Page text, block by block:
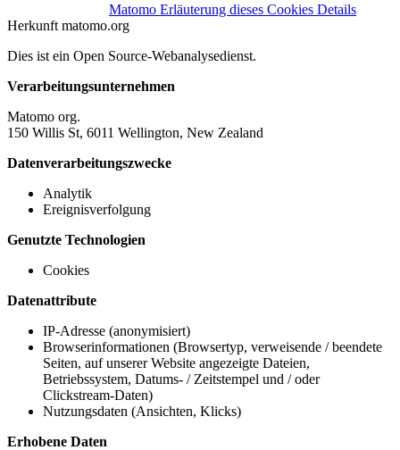
Matomo Erläuterung dieses Cookies Details
Herkunft matomo.org
Dies ist ein Open Source-Webanalysedienst.
Verarbeitungsunternehmen
Matomo org.
150 Willis St, 6011 Wellington, New Zealand
Datenverarbeitungszwecke
Analytik
Ereignisverfolgung
Genutzte Technologien
Cookies
Datenattribute
IP-Adresse (anonymisiert)
Browserinformationen (Browsertyp, verweisende / beendete
Seiten, auf unserer Website angezeigte Dateien,
Betriebssystem, Datums- / Zeitstempel und / oder
Clickstream-Daten)
Nutzungsdaten (Ansichten, Klicks)
Erhobene Daten